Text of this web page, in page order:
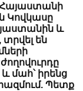
է.
տրվել են
և մահ՝